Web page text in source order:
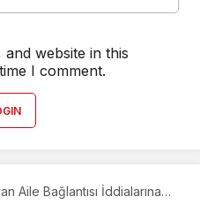
and website in this
I comment.
Aile Bağlantısı İddialarına